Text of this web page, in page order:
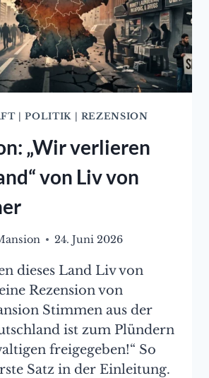
|POLITIK | REZENSION
„Wir verlieren
von Liv von
24. Juni 2026
dieses Land Liv von
Rezension von
Stimmen aus der
ist zum Plündern
freigegeben!“ So
Satz in der Einleitung.